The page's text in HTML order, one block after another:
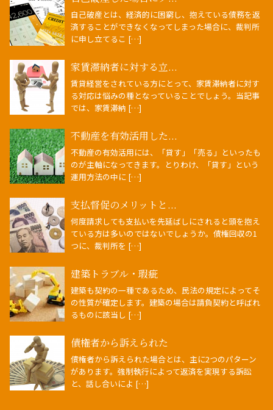
自己破産とは、経済的に困窮し、抱えている債務を返
済することができなくなってしまった場合に、裁判所
に申し立てるこ […]
家賃滞納者に対する立...
賃貸経営をされている方にとって、家賃滞納者に対す
る対応は悩みの種となっていることでしょう。当記事
では、家賃滞納 […]
不動産を有効活用した...
不動産の有効活用には、「貸す」「売る」といったも
のが主軸になってきます。とりわけ、「貸す」という
運用方法の中に […]
支払督促のメリットと...
何度請求しても支払いを先延ばしにされると頭を抱え
ている方は多いのではないでしょうか。債権回収の1
つに、裁判所を […]
建築トラブル・瑕疵
建築も契約の一種であるため、民法の規定によってそ
の性質が確定します。建築の場合は請負契約と呼ばれ
るものに該当し […]
債権者から訴えられた
債権者から訴えられた場合とは、主に2つのパターン
があります。強制執行によって返済を実現する訴訟
と、話し合いによ […]